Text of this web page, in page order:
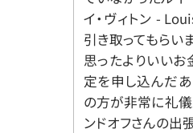
イ・ヴィトン -
引き取ってもらい
思ったよりいいお
定を申し込んだ
の方が非常に礼儀
ンドオフさんの出